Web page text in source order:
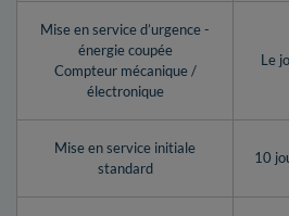
Mise en service d’urgence -
énergie coupée
Compteur mécanique /
électronique
Le
Mise en service initiale
standard
10